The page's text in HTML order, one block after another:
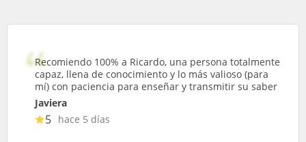
Recomiendo 100% a Ricardo, una persona totalmente
capaz, llena de conocimiento y lo más valioso (para
mí) con paciencia para enseñar y transmitir su saber
Javiera
5 hace 5 días